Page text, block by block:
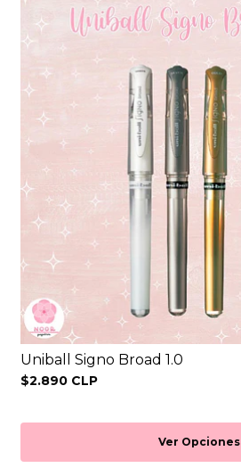
Uniball Signo Broad 1.0
$2.890 CLP
Ver Opciones